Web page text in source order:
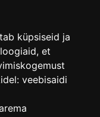
küpsiseid ja
et
veebisaidi
МУЗЕЙ
4178